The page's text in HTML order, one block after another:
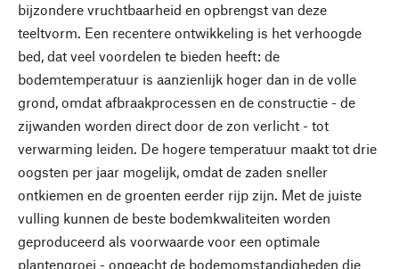
bijzondere vruchtbaarheid en opbrengst van deze
teeltvorm. Een recentere ontwikkeling is het verhoogde
bed, dat veel voordelen te bieden heeft: de
bodemtemperatuur is aanzienlijk hoger dan in de volle
grond, omdat afbraakprocessen en de constructie - de
zijwanden worden direct door de zon verlicht - tot
verwarming leiden. De hogere temperatuur maakt tot drie
oogsten per jaar mogelijk, omdat de zaden sneller
ontkiemen en de groenten eerder rijp zijn. Met de juiste
vulling kunnen de beste bodemkwaliteiten worden
geproduceerd als voorwaarde voor een optimale
plantengroei - ongeacht de bodemomstandigheden die